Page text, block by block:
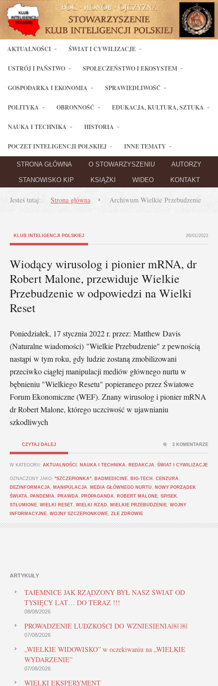
AKTUALNOŚCI ŚWIAT I CYWILIZACJE
USTRÓJ I PAŃSTWO SPOŁECZEŃSTWO I EKOSYSTEM
GOSPODARKA I EKONOMIA SPRAWIEDLIWOŚĆ
POLITYKA OBRONNOŚĆ EDUKACJA, KULTURA, SZTUKA
NAUKA I TECHNIKA HISTORIA
POCZET INTELIGENCJI POLSKIEJ INNE TEMATY
STRONA GŁÓWNA O STOWARZYSZENIU AUTORZY
STANOWISKO KIP KSIĄŻKI WIDEO KONTAKT
Jesteś tutaj: Strona główna Archiwum Wielkie Przebudzenie
KLUB INTELIGENCJI POLSKIEJ 26/01/2022
Wiodący wirusolog i pionier mRNA, dr
Robert Malone, przewiduje Wielkie
Przebudzenie w odpowiedzi na Wielki
Reset
Poniedziałek, 17 stycznia 2022 r. przez: Matthew Davis
(Naturalne wiadomości) "Wielkie Przebudzenie" z pewnością
nastąpi w tym roku, gdy ludzie zostaną zmobilizowani
przeciwko ciągłej manipulacji mediów głównego nurtu w
bębnieniu "Wielkiego Resetu" popieranego przez Światowe
Forum Ekonomiczne (WEF). Znany wirusolog i pionier mRNA
dr Robert Malone, którego uczciwość w ujawnianiu
szkodliwych
CZYTAJ DALEJ
W KATEGORII: AKTUALNOŚCI NAUKA I TECHNIKA REDAKCJA ŚWIAT I CYWILIZACJE
OZNACZONY JAKO: "SZCZEPIONKA" BADMEDICINE BIG-TECH CENZURA
DEZINFORMACJA
MANIPULACJA MEDIA GŁÓWNEGO NURTU
NOWY PORZĄDEK
ŚWIATA
PANDEMIA PRAWDA PROPAGANDA ROBERT MALONE SPISEK
STŁUMIONE WIELKI RESET WIELKI RZĄD WIELKIE PRZEBUDZENIE WOJNY
INFORMACYJNE WOJNY SZCZEPIONKOWE ZŁE ZDROWIE
3 KOMENTARZE
ARTYKUŁY
TAJEMNICE JAK RZĄDZONY BYŁ NASZ ŚWIAT OD
TYSIĘCY LAT… DO TERAZ !!!
08/08/2026
PROWADZENIE LUDZKOŚCI DO WZNIESIENIA￼ ￼
07/08/2026
„WIELKIE WIDOWISKO” w oczekiwaniu na „WIELKIE
WYDARZENIE”
07/08/2026
WIELKI EKSPERYMENT